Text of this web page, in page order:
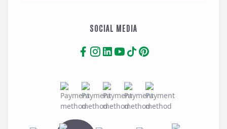
SOCIAL MEDIA